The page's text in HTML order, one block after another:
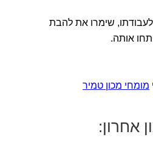
שימרו את להבת
אותה.
מומחי מכון טמיר
אחרון: